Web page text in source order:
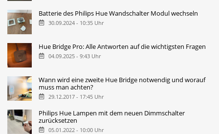
Batterie des Philips Hue Wandschalter Modul wechseln
30.09.2024 - 10:35 Uhr
Hue Bridge Pro: Alle Antworten auf die wichtigsten Fragen
04.09.2025 - 9:43 Uhr
Wann wird eine zweite Hue Bridge notwendig und worauf
muss man achten?
29.12.2017 - 17:45 Uhr
Philips Hue Lampen mit dem neuen Dimmschalter
zurücksetzen
05.01.2022 - 10:00 Uhr